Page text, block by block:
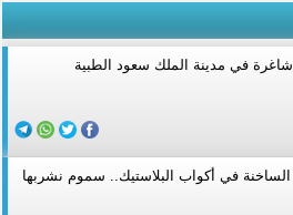
في أكواب البلاستيك.. سموم نشربها